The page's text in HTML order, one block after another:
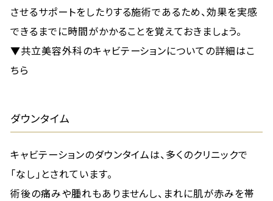
させるサポートをしたりする施術であるため、効果を実感
できるまでに時間がかかることを覚えておきましょう。
▼共立美容外科のキャビテーションについての詳細はこ
ちら
ダウンタイム
キャビテーションのダウンタイムは、多くのクリニックで
「なし」とされています。
術後の痛みや腫れもありませんし、まれに肌が赤みを帯